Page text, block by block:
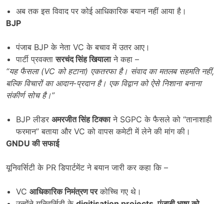
अब तक इस विवाद पर कोई आधिकारिक बयान नहीं आया है।
BJP
पंजाब BJP के नेता VC के बचाव में उतर आए।
पार्टी प्रवक्तासरचंद सिंह खियालाने कहा –
“यह फैसला (VC को हटाना) एकतरफा है। संवाद का मतलब सहमति नहीं,
बल्कि विचारों का आदान-प्रदान है। एक विद्वान को ऐसे निशाना बनाना
संकीर्ण सोच है।”
BJP लीडर अमरजीत सिंह टिक्काने SGPC के फैसले को “तानाशाही
फरमान” बताया और VC को वापस कमेटी में लेने की मांग की।
GNDUकी सफाई
यूनिवर्सिटी के PR डिपार्टमेंट ने बयान जारी कर कहा कि –
VC आधिकारिक निमंत्रण परकोच्चि गए थे।